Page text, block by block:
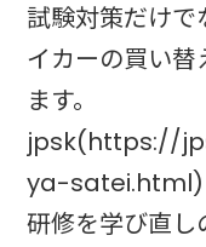
試験対策だけ
イカーの買い替
ます。
jpsk(https://
ya-satei.html)
研修を学び直し